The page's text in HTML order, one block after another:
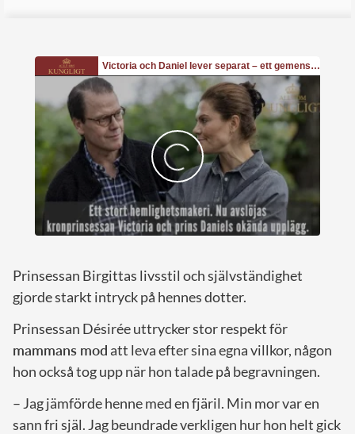
Prinsessan Birgittas livsstil och självständighet
gjorde starkt intryck på hennes dotter.
Prinsessan Désirée uttrycker stor respekt för
mammans mod att leva efter sina egna villkor, någon
hon också tog upp när hon talade på begravningen.
– Jag jämförde henne med en fjäril. Min mor var en
sann fri själ. Jag beundrade verkligen hur hon helt gick